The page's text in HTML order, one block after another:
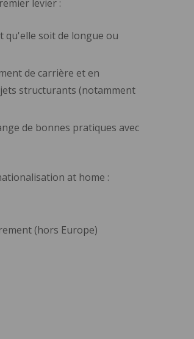
levier :
qu'elle soit de longue ou
de carrière et en
structurants (notamment
de bonnes pratiques avec
at home :
(hors Europe)